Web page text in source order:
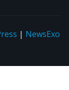
| NewsExo